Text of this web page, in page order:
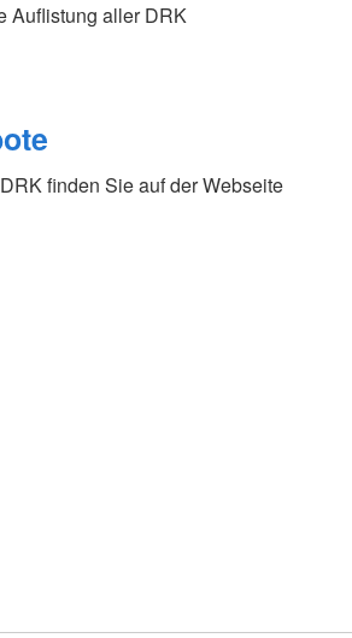
Auflistung aller DRK
finden Sie auf der Webseite